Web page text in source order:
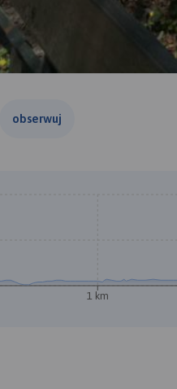
obserwuj
1 km